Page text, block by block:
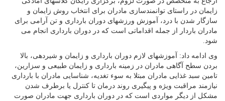
زایمان در راستای توانمندسازی مادران برای انتخاب روش زایمان و
سازگار شدن با درد، آموزش ورزشهای دوران بارداری و تن آرامی برای
مادران باردار از جمله اقداماتی است که در دوران بارداری انجام می
شود.
وی ادامه داد: آموزشهای لازم دوران بارداری و زایمان و شیردهی، بالا
بردن سطح آگاهی مادران در زمینه بارداری و زایمان طبیعی و سزارین،
تامین سبد غذایی مادران مبتلا به سوء تغدیه، شناسایی مادران با بارداری
نیازمند مراقبت ویژه و پیگیری روند درمان تا کنترل یا برطرف شدن
مشکل از دیگر مواردی است که در دوران بارداری جهت مادران صورت